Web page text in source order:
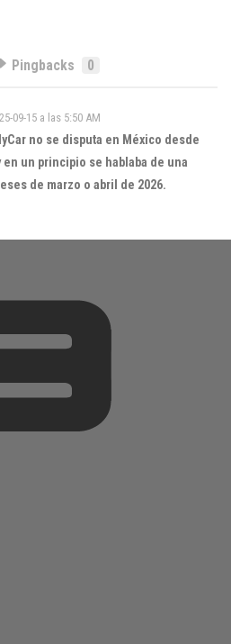
Pingbacks 0
09-15 a las 5:50 AM
no se disputa en México desde
en un principio se hablaba de una
de marzo o abril de 2026.